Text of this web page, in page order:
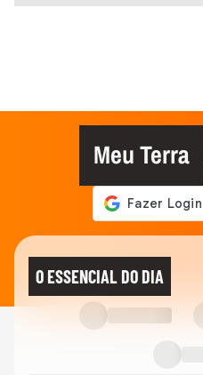
Meu Terra
O ESSENCIAL DO DIA